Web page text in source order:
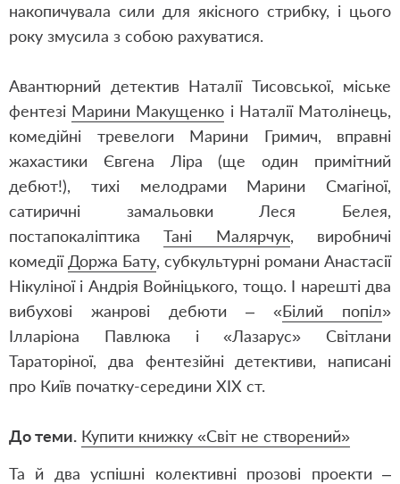
накопичувала сили для якісного стрибку, і цього
року змусила з собою рахуватися.
Авантюрний детектив Наталії Тисовської, міське
фентезі Марини Макущенко і Наталії Матолінець,
комедійні тревелоги Марини Гримич, вправні
жахастики Євгена Ліра (ще один примітний
дебют!), тихі мелодрами Марини Смагіної,
сатиричні замальовки Леся Белея,
постапокаліптикаТані Малярчук, виробничі
комедії Доржа Бату, субкультурні романи Анастасії
Нікуліної і Андрія Войніцького, тощо. І нарешті два
вибухові жанрові дебюти – «Білий попіл»
Ілларіона Павлюка і «Лазарус» Світлани
Тараторіної, два фентезійні детективи, написані
про Київ початку-середини ХІХ ст.
До теми. Купити книжку «Світ не створений»
Та й два успішні колективні прозові проекти –